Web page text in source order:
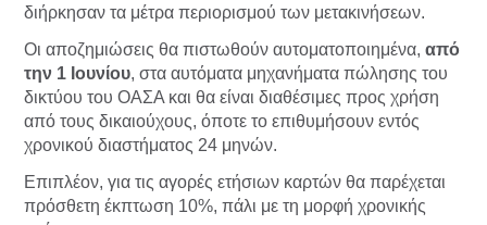
διήρκησαν τα μέτρα περιορισμού των μετακινήσεων.
Οι αποζημιώσεις θα πιστωθούν αυτοματοποιημένα, από
την 1 Ιουνίου, στα αυτόματα μηχανήματα πώλησης του
δικτύου του ΟΑΣΑ και θα είναι διαθέσιμες προς χρήση
από τους δικαιούχους, όποτε το επιθυμήσουν εντός
χρονικού διαστήματος 24 μηνών.
Επιπλέον, για τις αγορές ετήσιων καρτών θα παρέχεται
πρόσθετη έκπτωση 10%, πάλι με τη μορφή χρονικής